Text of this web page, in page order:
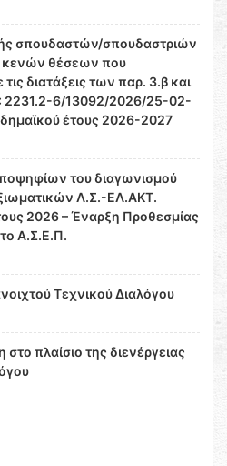
σπουδαστών/σπουδαστριών
κενών θέσεων που
διατάξεις των παρ. 3.β και
2231.2-6/13092/2026/25-02-
έτους 2026-2027
του διαγωνισμού
Λ.Σ.-ΕΛ.ΑΚΤ.
2026 – Έναρξη Προθεσμίας
Α.Σ.Ε.Π.
Τεχνικού Διαλόγου
πλαίσιο της διενέργειας